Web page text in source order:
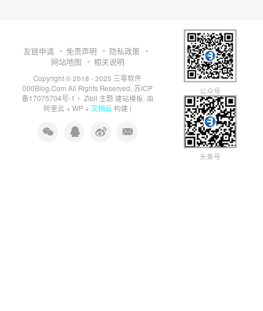
友链申请 免责声明
隐私政策
网站地图
相关说明
Copyright © 2018 - 2025 三零软件
000Blog.Com All Rights Reserved. 苏ICP
备17075704号-1 ・ Zibll 主题建站模板. 由
阿里云 + WP + 又拍云构建 |
公众号
头条号